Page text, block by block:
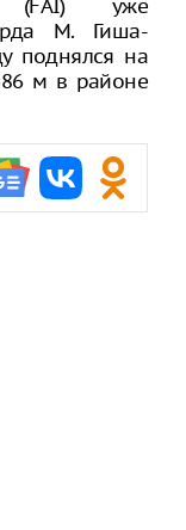
(FAI) уже
М. Гиша-
поднялся на
м в районе